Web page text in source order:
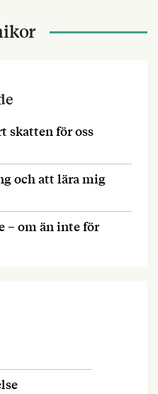
skatten för oss
och att lära mig
– om än inte för